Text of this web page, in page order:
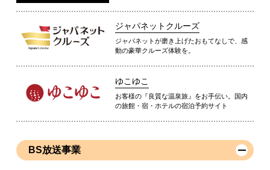
ジャパネットクルーズ
ジャパネットが磨き上げたおもてなしで、感
動の豪華クルーズ体験を。
ゆこゆこ
お客様の『良質な温泉旅』をお手伝い。国内
の旅館・宿・ホテルの宿泊予約サイト
BS放送事業